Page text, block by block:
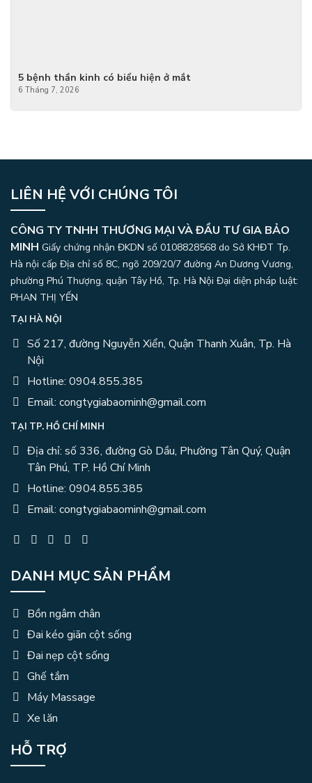
5 bệnh thần kinh có biểu hiện ở mắt
6 Tháng 7, 2026
LIÊN HỆ VỚI CHÚNG TÔI
CÔNG TY TNHH THƯƠNG MẠI VÀ ĐẦU TƯ GIA BẢO
MINH Giấy chứng nhận ĐKDN số 0108828568 do Sở KHĐT Tp.
Hà nội cấp Địa chỉ số 8C, ngõ 209/20/7 đường An Dương Vương,
phường Phú Thượng, quận Tây Hồ, Tp. Hà Nội Đại diện pháp luật:
PHAN THỊ YẾN
TẠI HÀ NỘI
Số 217, đường Nguyễn Xiển, Quận Thanh Xuân, Tp. Hà
Nội
Hotline: 0904.855.385
Email: congtygiabaominh@gmail.com
TẠI TP. HỒ CHÍ MINH
Địa chỉ: số 336, đường Gò Dầu, Phường Tân Quý, Quận
Tân Phú, TP. Hồ Chí Minh
Hotline: 0904.855.385
Email: congtygiabaominh@gmail.com
DANH MỤC SẢN PHẨM
Bồn ngâm chân
Đai kéo giãn cột sống
Đai nẹp cột sống
Ghế tắm
Máy Massage
Xe lăn
HỖ TRỢ